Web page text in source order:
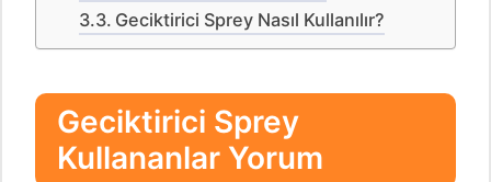
Geciktirici Sprey Nasıl Kullanılır?
Geciktirici Sprey
Kullananlar Yorum